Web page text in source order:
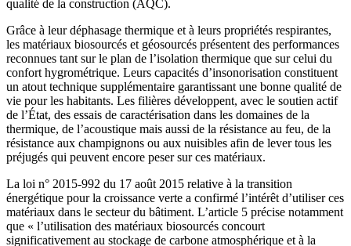
qualité de la construction (AQC).
Grâce à leur déphasage thermique et à leurs propriétés respirantes,
les matériaux biosourcés et géosourcés présentent des performances
reconnues tant sur le plan de l’isolation thermique que sur celui du
confort hygrométrique. Leurs capacités d’insonorisation constituent
un atout technique supplémentaire garantissant une bonne qualité de
vie pour les habitants. Les filières développent, avec le soutien actif
de l’État, des essais de caractérisation dans les domaines de la
thermique, de l’acoustique mais aussi de la résistance au feu, de la
résistance aux champignons ou aux nuisibles afin de lever tous les
préjugés qui peuvent encore peser sur ces matériaux.
La loi n° 2015-992 du 17 août 2015 relative à la transition
énergétique pour la croissance verte a confirmé l’intérêt d’utiliser ces
matériaux dans le secteur du bâtiment. L’article 5 précise notamment
que « l’utilisation des matériaux biosourcés concourt
significativement au stockage de carbone atmosphérique et à la